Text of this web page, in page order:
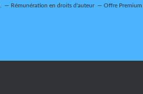
Rémunération en droits d'auteur Offre Premium